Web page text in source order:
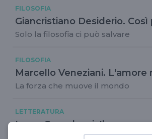
FILOSOFIA
Giancristiano Desiderio. Così
Solo la filosofia ci può salvare
FILOSOFIA
Marcello Veneziani. L'amore
La forza che muove il mondo
LETTERATURA
Laura Corraducci, Il passo
dell'obbedienza